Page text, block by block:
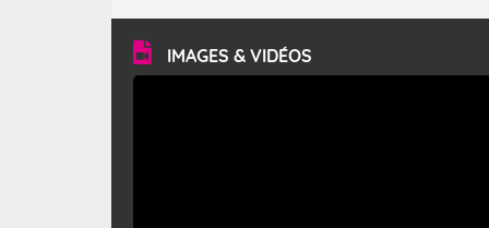
vitesse moyenne de 50 km/h et atteindre 80 à 100 km/h
en rafales, parfois davantage. Il parcourt la basse vallée
du Rhône et la Provence et envahit le littoral
méditerranéen à partir de la Camargue.
IMAGES & VIDÉOS